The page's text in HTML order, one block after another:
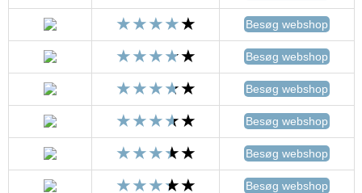
Besøg webshop
Besøg webshop
Besøg webshop
Besøg webshop
Besøg webshop
Besøg webshop